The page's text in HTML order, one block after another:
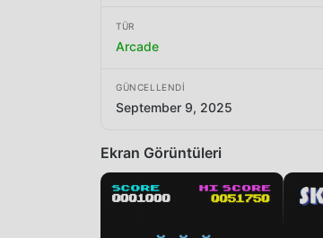
TÜR
Arcade
GÜNCELLENDI
September 9, 2025
Ekran Görüntüleri